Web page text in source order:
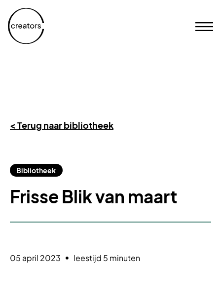
< Terug naar bibliotheek
Bibliotheek
Frisse Blik van maart
05 april 2023 leestijd 5 minuten